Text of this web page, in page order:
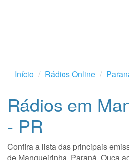
Início Rádios Online
Rádios em
- PR
Confira a lista das principais
de Mangueirinha, Paraná. Ouça